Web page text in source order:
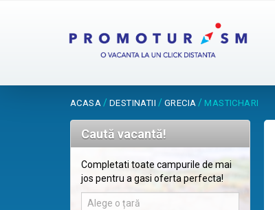
ACASA / DESTINATII / GRECIA / MASTICHARI
Caută vacantă!
Completati toate campurile de mai
jos pentru a gasi oferta perfecta!
Alege o țară